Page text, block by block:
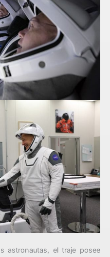
astronautas, el traje posee